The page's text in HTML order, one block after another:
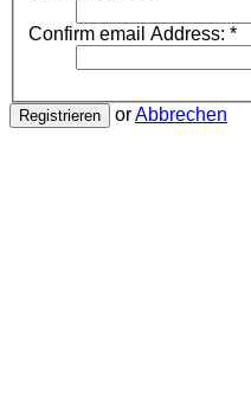
Confirm email Address: *
Registrieren orAbbrechen